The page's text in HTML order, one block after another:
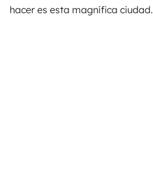
hacer es esta magnífica ciudad.